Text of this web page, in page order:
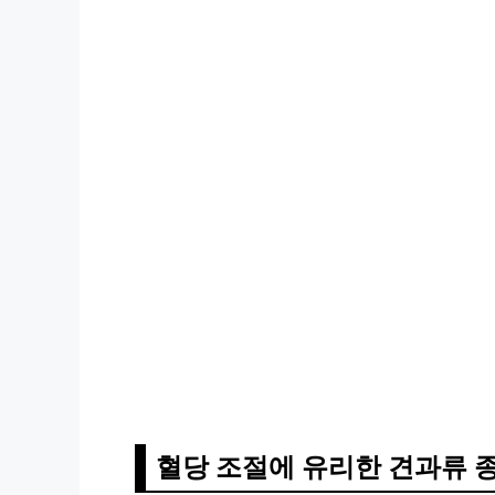
혈당 조절에 유리한 견과류